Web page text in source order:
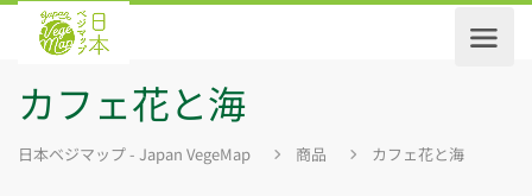
カフェ花と海
日本ベジマップ - Japan VegeMap 商品 カフェ花と海